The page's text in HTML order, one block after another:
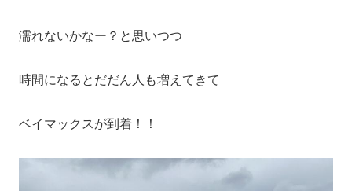
濡れないかなー？と思いつつ
時間になるとだだん人も増えてきて
ベイマックスが到着！！